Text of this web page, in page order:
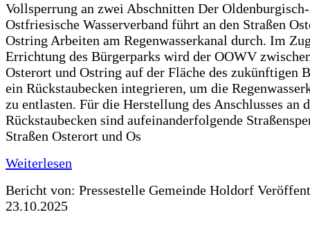
Vollsperrung an zwei Abschnitten Der Oldenburgisch-
Ostfriesische Wasserverband führt an den Straßen
Ostring Arbeiten am Regenwasserkanal durch. Im
Errichtung des Bürgerparks wird der OOWV
Osterort und Ostring auf der Fläche des zukünftigen
ein Rückstaubecken integrieren, um die
zu entlasten. Für die Herstellung des Anschlusses an
Rückstaubecken sind aufeinanderfolgende
Straßen Osterort und Os
Weiterlesen
Bericht von: Pressestelle Gemeinde Holdorf
23.10.2025